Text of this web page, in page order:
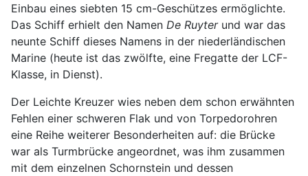
Einbau eines siebten 15 cm-Geschützes ermöglichte.
Das Schiff erhielt den Namen De Ruyterund war das
neunte Schiff dieses Namens in der niederländischen
Marine (heute ist das zwölfte, eine Fregatte der LCF-
Klasse, in Dienst).
Der Leichte Kreuzer wies neben dem schon erwähnten
Fehlen einer schweren Flak und von Torpedorohren
eine Reihe weiterer Besonderheiten auf: die Brücke
war als Turmbrücke angeordnet, was ihm zusammen
mit dem einzelnen Schornstein und dessen